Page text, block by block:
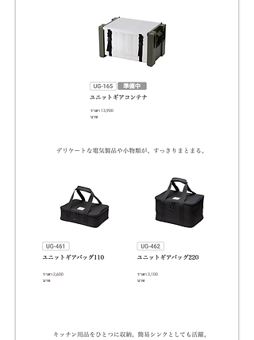
ราคา 13,900
บาท
ราคา 3,100
บาท
ราคา 2,600
บาท